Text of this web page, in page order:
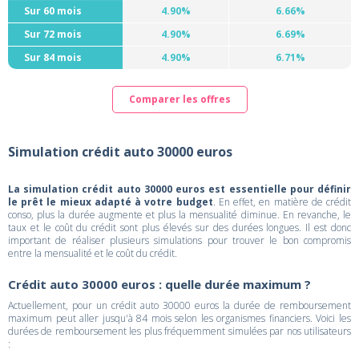
Sur 60 mois
4.90%
6.66%
Sur 72 mois
4.90%
6.69%
Sur 84 mois
4.90% 6.71%
Comparer les offres
Simulation crédit auto 30000 euros
La simulation crédit auto 30000 euros est essentielle pour définir
le prêt le mieux adapté à votre budget. En effet, en matière de crédit
conso, plus la durée augmente et plus la mensualité diminue. En revanche, le
taux et le coût du crédit sont plus élevés sur des durées longues. Il est donc
important de réaliser plusieurs simulations pour trouver le bon compromis
entre la mensualité et le coût du crédit.
Crédit auto 30000 euros : quelle durée maximum ?
Actuellement, pour un crédit auto 30000 euros la durée de remboursement
maximum peut aller jusqu'à 84 mois selon les organismes financiers. Voici les
durées de remboursement les plus fréquemment simulées par nos utilisateurs
: